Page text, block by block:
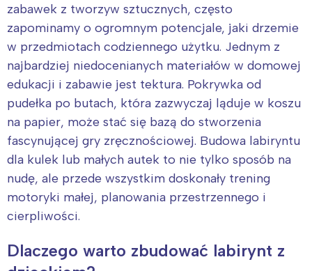
zabawek z tworzyw sztucznych, często
zapominamy o ogromnym potencjale, jaki drzemie
w przedmiotach codziennego użytku. Jednym z
najbardziej niedocenianych materiałów w domowej
edukacji i zabawie jest tektura. Pokrywka od
pudełka po butach, która zazwyczaj ląduje w koszu
na papier, może stać się bazą do stworzenia
fascynującej gry zręcznościowej. Budowa labiryntu
dla kulek lub małych autek to nie tylko sposób na
nudę, ale przede wszystkim doskonały trening
motoryki małej, planowania przestrzennego i
cierpliwości.
Dlaczego warto zbudować labirynt z